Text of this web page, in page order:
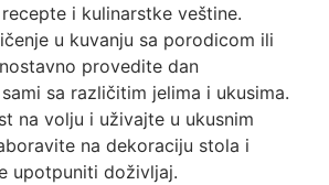
i kulinarstke veštine.
u kuvanju sa porodicom ili
provedite dan
sa različitim jelima i ukusima.
na volju i uživajte u ukusnim
na dekoraciju stola i
upotpuniti doživljaj.